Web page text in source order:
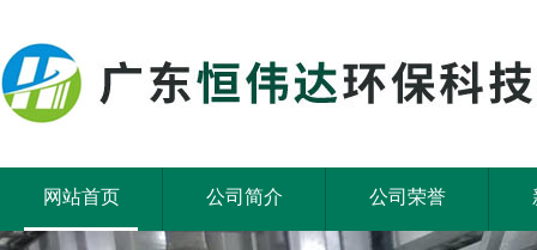
网站首页 公司简介 公司荣誉